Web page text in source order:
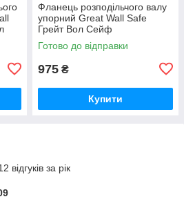
Фланець розподільчого валу
упорний Great Wall Safe
Грейт Вол Сейф
Готово до відправки
975 ₴
Купити
відгуків за рік